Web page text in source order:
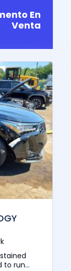
En
Venta
to run